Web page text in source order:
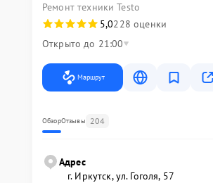
Ремонт техники Testo
5,0228 оценки
Открыто до 21:00
Маршрут
ОбзорОтзывы 204
Адрес
г. Иркутск, ул. ​Гоголя, 57